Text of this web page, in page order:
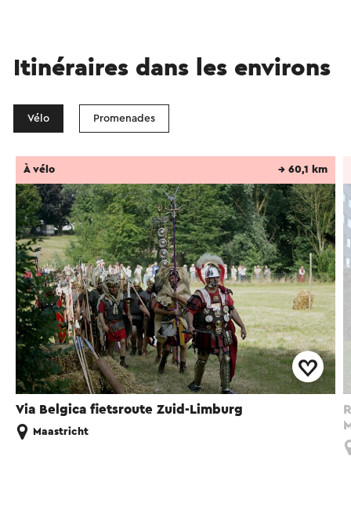
Itinéraires dans les environs
Vélo Promenades
Via Belgica fietsroute Zuid-Limburg
À vélo → 60,1 km
Maastricht